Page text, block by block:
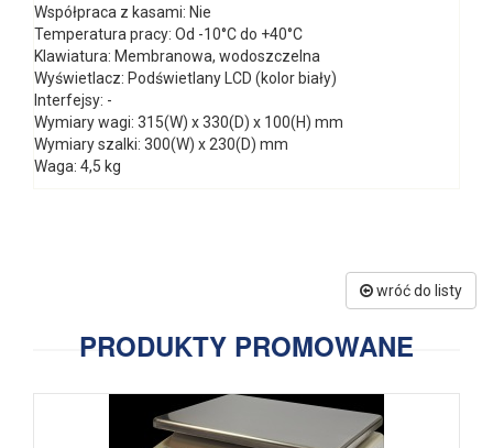
Współpraca z kasami: Nie
Temperatura pracy: Od -10°C do +40°C
Klawiatura: Membranowa, wodoszczelna
Wyświetlacz: Podświetlany LCD (kolor biały)
Interfejsy: -
Wymiary wagi: 315(W) x 330(D) x 100(H) mm
Wymiary szalki: 300(W) x 230(D) mm
Waga: 4,5 kg
wróć do listy
PRODUKTY PROMOWANE